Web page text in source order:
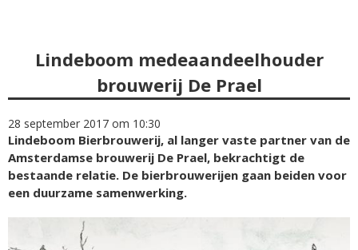
Lindeboom medeaandeelhouder
brouwerij De Prael
28 september 2017 om 10:30
Lindeboom Bierbrouwerij, al langer vaste partner van de
Amsterdamse brouwerij De Prael, bekrachtigt de
bestaande relatie. De bierbrouwerijen gaan beiden voor
een duurzame samenwerking.